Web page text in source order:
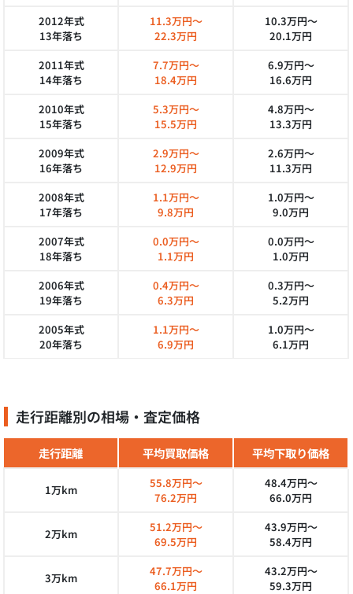
2012年式
13年落ち
11.3万円～
22.3万円
10.3万円～
20.1万円
2011年式
14年落ち
7.7万円～
18.4万円
6.9万円～
16.6万円
2010年式
15年落ち
5.3万円～
15.5万円
4.8万円～
13.3万円
2009年式
16年落ち
2.9万円～
12.9万円
2.6万円～
11.3万円
2008年式
17年落ち
1.1万円～
9.8万円
1.0万円～
9.0万円
2007年式
18年落ち
0.0万円～
1.1万円
0.0万円～
1.0万円
2006年式
19年落ち
0.4万円～
6.3万円
0.3万円～
5.2万円
2005年式
20年落ち
1.1万円～
6.9万円
1.0万円～
6.1万円
走行距離別の相場・査定価格
走行距離 平均買取価格 平均下取り価格
1万km
55.8万円～
76.2万円
48.4万円～
66.0万円
2万km
51.2万円～
69.5万円
43.9万円～
58.4万円
3万km
47.7万円～
66.1万円
43.2万円～
59.3万円